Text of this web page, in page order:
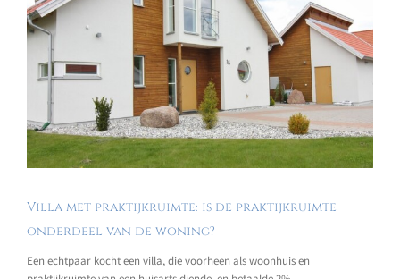
Villa met praktijkruimte: is de praktijkruimte
onderdeel van de woning?
Een echtpaar kocht een villa, die voorheen als woonhuis en